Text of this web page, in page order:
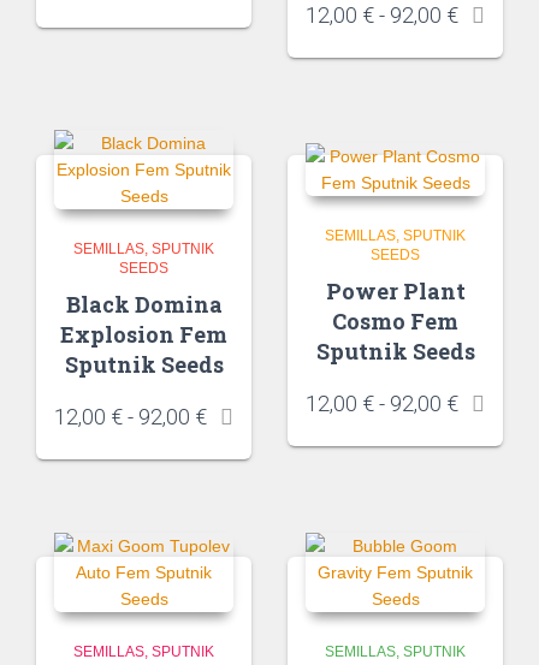
12,00 €- 92,00 €
SEMILLAS SPUTNIK
SEEDS
Black Domina
Explosion Fem
Sputnik Seeds
12,00 €- 92,00 €
SEMILLAS SPUTNIK
SEEDS
Power Plant
Cosmo Fem
Sputnik Seeds
12,00 €- 92,00 €
SEMILLAS SPUTNIK
SEMILLAS SPUTNIK